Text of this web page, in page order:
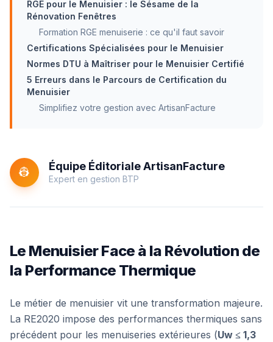
RGE pour le Menuisier : le Sésame de la
Rénovation Fenêtres
Formation RGE menuiserie : ce qu'il faut savoir
Certifications Spécialisées pour le Menuisier
Normes DTU à Maîtriser pour le Menuisier Certifié
5 Erreurs dans le Parcours de Certification du
Menuisier
Simplifiez votre gestion avec ArtisanFacture
👷 Équipe Éditoriale ArtisanFacture
Expert en gestion BTP
Le Menuisier Face à la Révolution de
la Performance Thermique
Le métier de menuisier vit une transformation majeure.
La RE2020 impose des performances thermiques sans
précédent pour les menuiseries extérieures (Uw ≤ 1,3